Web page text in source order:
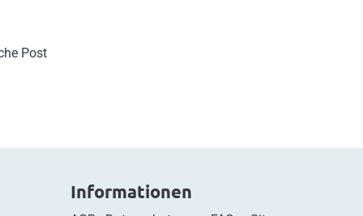
Post
Informationen